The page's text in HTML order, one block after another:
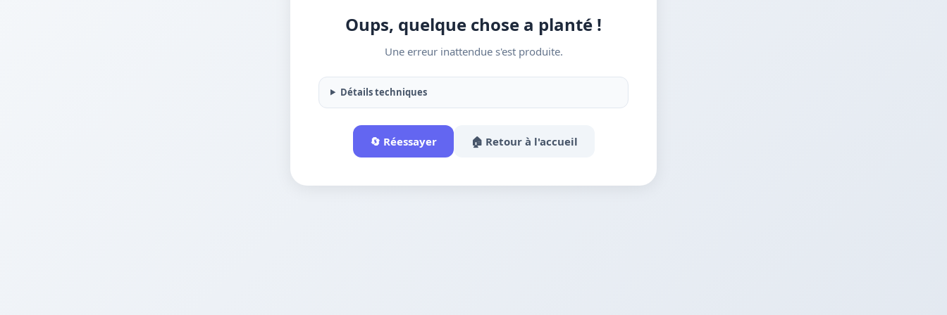
Oups, quelque chose a planté !
Une erreur inattendue s'est produite.
Détails techniques
🔄 Réessayer 🏠 Retour à l'accueil